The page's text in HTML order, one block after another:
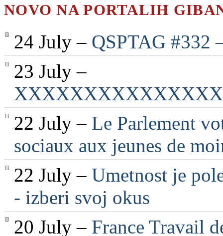
NOVO NA PORTALIH
24 July – QSPTAG
23 July –
22 July – Le Parlement
sociaux aux jeunes de
22 July – Umetnost je
- izberi svoj okus
20 July – France Travail